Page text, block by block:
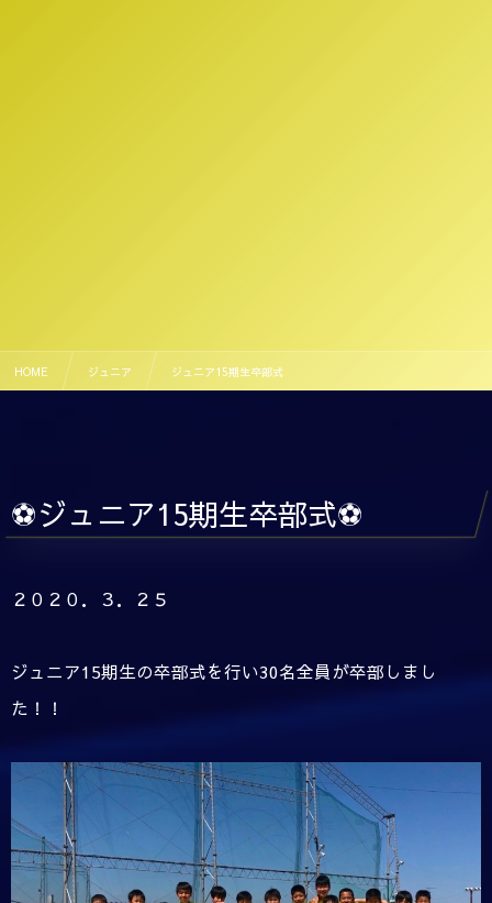
HOME ジュニア ジュニア15期生卒部式
⚽ジュニア15期生卒部式⚽
２０２０．３．２５
ジュニア15期生の卒部式を行い30名全員が卒部しまし
た！！